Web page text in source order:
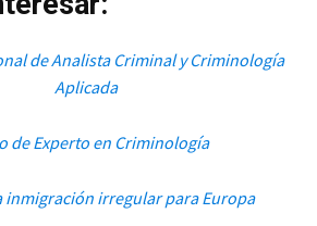
de Analista Criminal y Criminología
Aplicada
de Experto en Criminología
inmigración irregular para Europa